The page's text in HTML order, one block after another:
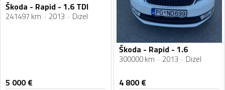
Škoda - Rapid - 1.6 TDI
241497 km 2013 Dizel
5 000€
Škoda - Rapid - 1.6
300000 km 2013 Dizel
4 800€